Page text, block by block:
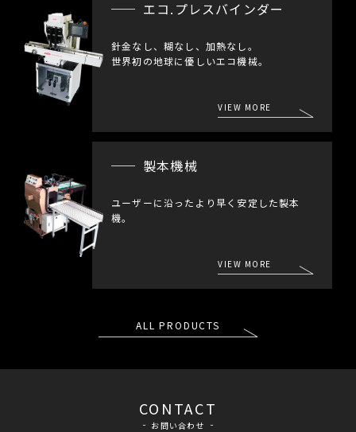
エコ.プレスバインダー
針金なし、糊なし、加熱なし。
世界初の地球に優しいエコ機械。
VIEW MORE
製本機械
ユーザーに沿ったより早く安定した製本
機。
VIEW MORE
ALL PRODUCTS
CONTACT
お問い合わせ